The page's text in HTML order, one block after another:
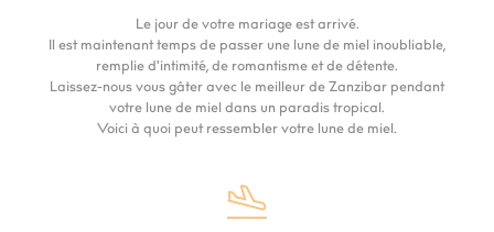
Le jour de votre mariage est arrivé.
Il est maintenant temps de passer une lune de miel inoubliable,
remplie d'intimité, de romantisme et de détente.
Laissez-nous vous gâter avec le meilleur de Zanzibar pendant
votre lune de miel dans un paradis tropical.
Voici à quoi peut ressembler votre lune de miel.